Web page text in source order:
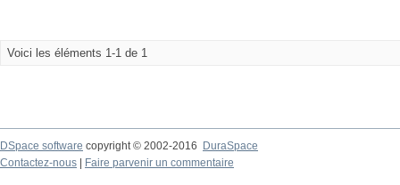
Voici les éléments 1-1 de 1
DSpace software copyright © 2002-2016
DuraSpace
Contactez-nous
Faire parvenir un commentaire